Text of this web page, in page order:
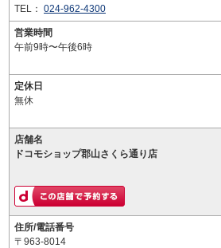
TEL： 024-962-4300
営業時間
午前9時〜午後6時
定休日
無休
店舗名
ドコモショップ郡山さくら通り店
住所/電話番号
〒963-8014